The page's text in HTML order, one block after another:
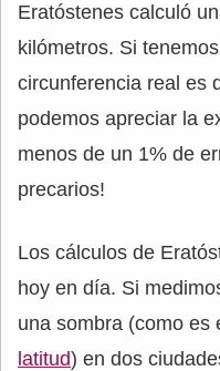
Eratóstenes calculó
kilómetros. Si
circunferencia real es
podemos apreciar la
menos de un 1% de
precarios!
Los cálculos de
hoy en día. Si
una sombra (como es
latitud) en dos